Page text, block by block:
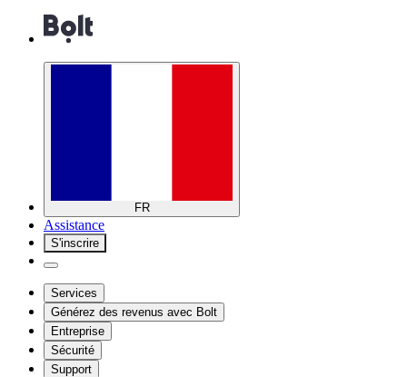
FR
Assistance
S'inscrire
Services
Générez des revenus avec Bolt
Entreprise
Sécurité
Support